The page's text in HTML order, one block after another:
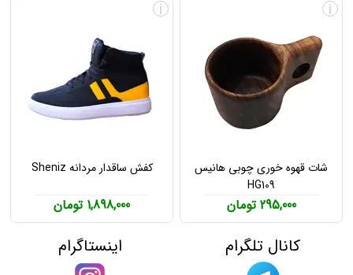
شات قهوه خوری چوبی هانیس
HG109
295,000 تومان
i
کفش ساقدار مردانه Sheniz
1,898,000 تومان
i
کانال تلگرام اینستاگرام